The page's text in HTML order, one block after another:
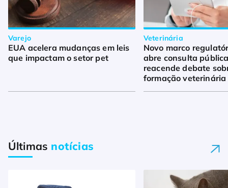
Varejo
EUA acelera mudanças em leis
que impactam o setor pet
Veterinária
Novo marco
abre consulta
reacende debate
formação veterinária
Últimas notícias